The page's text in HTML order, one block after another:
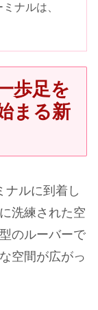
ナルは、
歩足を
まる新
ナルに到着し
洗練された空
のルーバーで
空間が広がっ